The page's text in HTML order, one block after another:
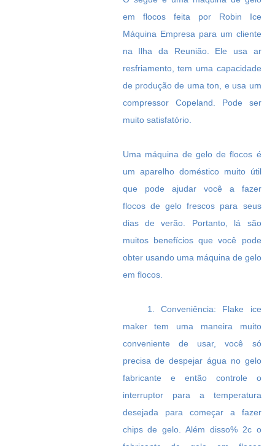
em flocos feita por Robin Ice
Máquina Empresa para um cliente
na Ilha da Reunião. Ele usa ar
resfriamento, tem uma capacidade
de produção de uma ton, e usa um
compressor Copeland. Pode ser
muito satisfatório.
Uma máquina de gelo de flocos é
um aparelho doméstico muito útil
que pode ajudar você a fazer
flocos de gelo frescos para seus
dias de verão. Portanto, lá são
muitos benefícios que você pode
obter usando uma máquina de gelo
em flocos.
1. Conveniência: Flake ice
maker tem uma maneira muito
conveniente de usar, você só
precisa de despejar água no gelo
fabricante e então controle o
interruptor para a temperatura
desejada para começar a fazer
chips de gelo. Além disso% 2c o